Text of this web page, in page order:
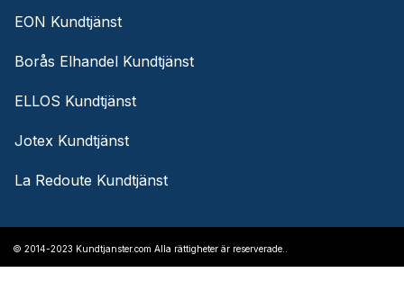
EON Kundtjänst
Borås Elhandel Kundtjänst
ELLOS Kundtjänst
Jotex Kundtjänst
La Redoute Kundtjänst
© 2014-2023 Kundtjanster.com Alla rättigheter är reserverade..